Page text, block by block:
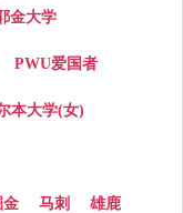
金大学
PWU爱国者
本大学(女)
金 马刺 雄鹿